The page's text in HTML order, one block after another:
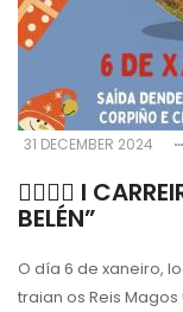
31 DECEMBER 2024
🏃‍♀️🏃‍♂️ I
BELÉN”
O día 6 de xaneiro,
traian os Reis